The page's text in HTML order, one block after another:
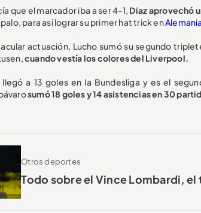
que el marcador iba a ser 4-1, Diaz aprovechó
para así lograr su primer hat trick enAlemania
actuación, Lucho sumó su segundo
cuando vestía los colores del Liverpool.
llegó a 13 goles en la Bundesliga y es el
sumó 18 goles y 14 asistencias en 30
Otros deportes
Todo sobre el Vince Lombardi,